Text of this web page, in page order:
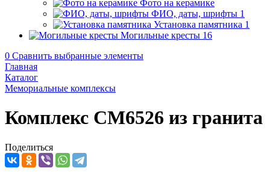
Фото на керамике
ФИО, даты, шрифты 1
Установка памятника 1
Могильные кресты 16
0 Сравнить выбранные элементы
Главная
Каталог
Мемориальные комплексы
Комплекс CM6526 из гранита
Поделиться